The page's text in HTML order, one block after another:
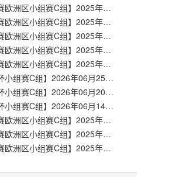
【世预赛欧洲区小组赛C组】2025年11月16日 丹麦vs白俄罗斯 全场录像在线回放
【世预赛欧洲区小组赛C组】2025年10月13日 苏格兰vs白俄罗斯 全场录像在线回放
【世预赛欧洲区小组赛C组】2025年10月10日 白俄罗斯vs丹麦 全场录像在线回放
【世预赛欧洲区小组赛C组】2025年09月09日 白俄罗斯vs苏格兰 全场录像在线回放
【世预赛欧洲区小组赛C组】2025年09月06日 希腊vs白俄罗斯 全场录像在线回放
【世界杯小组赛C组】2026年06月25日 苏格兰vs巴西 全场录像在线回放
【世界杯小组赛C组】2026年06月20日 苏格兰vs摩洛哥 全场录像在线回放
【世界杯小组赛C组】2026年06月14日 海地vs苏格兰 全场录像在线回放
【世预赛欧洲区小组赛C组】2025年11月19日 苏格兰vs丹麦 全场录像在线回放
【世预赛欧洲区小组赛C组】2025年11月16日 希腊vs苏格兰 全场录像在线回放
【世预赛欧洲区小组赛C组】2025年10月13日 苏格兰vs白俄罗斯 全场录像在线回放